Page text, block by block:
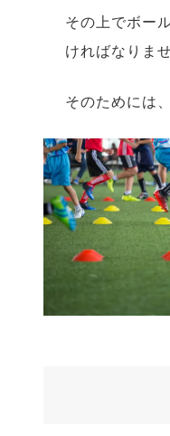
その上でボー
ければなりませ
そのためには